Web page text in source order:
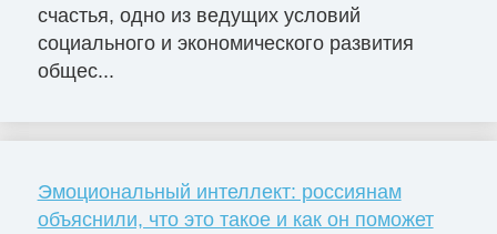
счастья, одно из ведущих условий
социального и экономического развития
общес...
Эмоциональный интеллект: россиянам
объяснили, что это такое и как он поможет